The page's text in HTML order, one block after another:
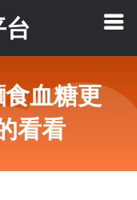
台
血糖更
看看